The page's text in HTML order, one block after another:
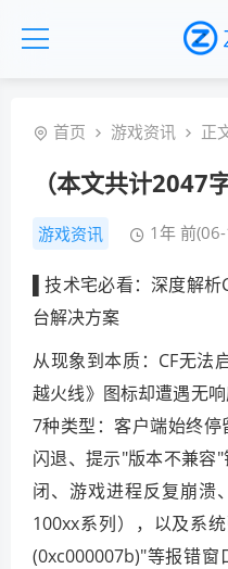
首页 游戏资讯 正
（本文共计2047
游戏资讯 1年 前
▌技术宅必看：深度解
台解决方案
从现象到本质：CF无法
越火线》图标却遭遇无
7种类型：客户端始终
闪退、提示"版本不兼容
闭、游戏进程反复崩
100xx系列），以及系
(0xc000007b)"等报错